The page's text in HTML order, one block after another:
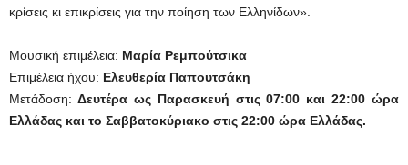
κρίσεις κι επικρίσεις για την ποίηση των Ελληνίδων».
Μουσική επιμέλεια: Μαρία Ρεμπούτσικα
Επιμέλεια ήχου: Ελευθερία Παπουτσάκη
Μετάδοση: Δευτέρα ως Παρασκευή στις 07:00 και 22:00 ώρα
Ελλάδας και το Σαββατοκύριακο στις 22:00 ώρα Ελλάδας.